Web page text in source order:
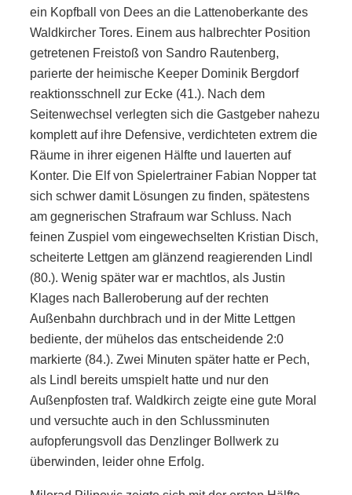
ein Kopfball von Dees an die Lattenoberkante des
Waldkircher Tores. Einem aus halbrechter Position
getretenen Freistoß von Sandro Rautenberg,
parierte der heimische Keeper Dominik Bergdorf
reaktionsschnell zur Ecke (41.). Nach dem
Seitenwechsel verlegten sich die Gastgeber nahezu
komplett auf ihre Defensive, verdichteten extrem die
Räume in ihrer eigenen Hälfte und lauerten auf
Konter. Die Elf von Spielertrainer Fabian Nopper tat
sich schwer damit Lösungen zu finden, spätestens
am gegnerischen Strafraum war Schluss. Nach
feinen Zuspiel vom eingewechselten Kristian Disch,
scheiterte Lettgen am glänzend reagierenden Lindl
(80.). Wenig später war er machtlos, als Justin
Klages nach Balleroberung auf der rechten
Außenbahn durchbrach und in der Mitte Lettgen
bediente, der mühelos das entscheidende 2:0
markierte (84.). Zwei Minuten später hatte er Pech,
als Lindl bereits umspielt hatte und nur den
Außenpfosten traf. Waldkirch zeigte eine gute Moral
und versuchte auch in den Schlussminuten
aufopferungsvoll das Denzlinger Bollwerk zu
überwinden, leider ohne Erfolg.